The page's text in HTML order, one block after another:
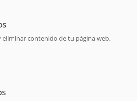
contenido de tu página web.